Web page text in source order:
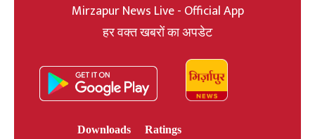
Mirzapur News Live - Official App
हर वक्त खबरों का अपडेट
Downloads
Ratings